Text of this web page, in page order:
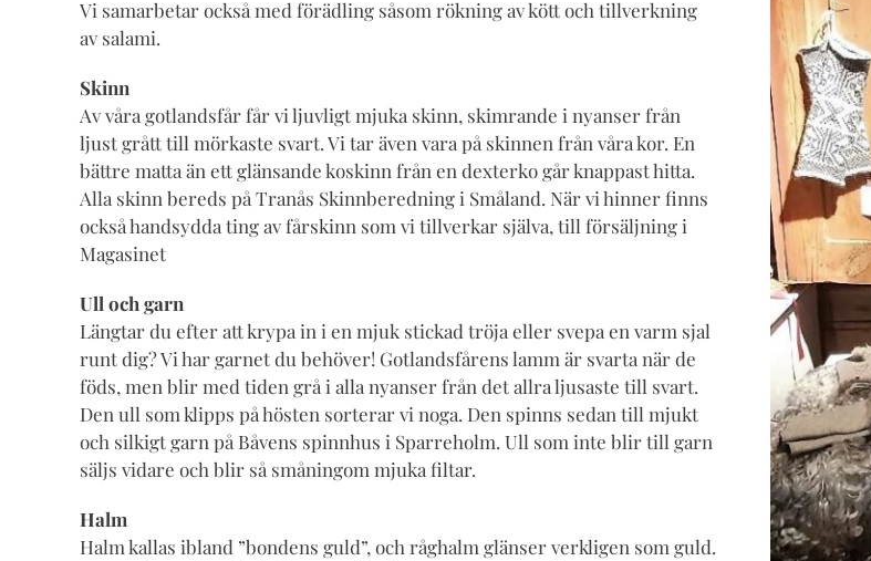
Vi samarbetar också med förädling såsom rökning av kött och tillverkning
av salami.
Skinn
Av våra gotlandsfår får vi ljuvligt mjuka skinn, skimrande i nyanser från
ljust grått till mörkaste svart. Vi tar även vara på skinnen från våra kor. En
bättre matta än ett glänsande koskinn från en dexterko går knappast hitta.
Alla skinn bereds på Tranås Skinnberedning i Småland. När vi hinner finns
också handsydda ting av fårskinn som vi tillverkar själva, till försäljning i
Magasinet
Ull och garn
Längtar du efter att krypa in i en mjuk stickad tröja eller svepa en varm sjal
runt dig? Vi har garnet du behöver! Gotlandsfårens lamm är svarta när de
föds, men blir med tiden grå i alla nyanser från det allra ljusaste till svart.
Den ull som klipps på hösten sorterar vi noga. Den spinns sedan till mjukt
och silkigt garn på Båvens spinnhus i Sparreholm. Ull som inte blir till garn
säljs vidare och blir så småningom mjuka filtar.
Halm
Halm kallas ibland ”bondens guld”, och råghalm glänser verkligen som guld.